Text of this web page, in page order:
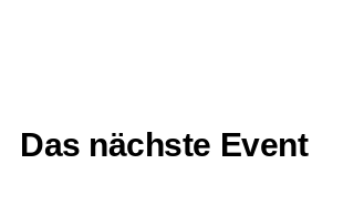
Das nächste Event